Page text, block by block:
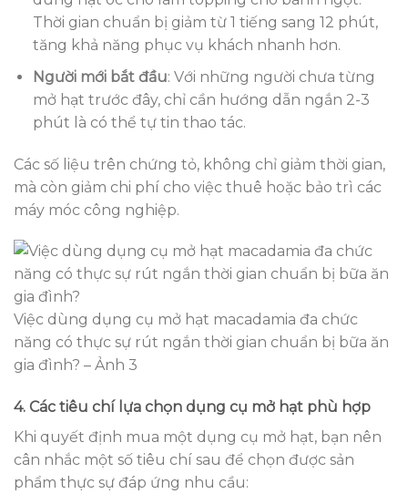
Thời gian chuẩn bị giảm từ 1 tiếng sang 12 phút,
tăng khả năng phục vụ khách nhanh hơn.
Người mới bắt đầu: Với những người chưa từng
mở hạt trước đây, chỉ cần hướng dẫn ngắn 2-3
phút là có thể tự tin thao tác.
Các số liệu trên chứng tỏ, không chỉ giảm thời gian,
mà còn giảm chi phí cho việc thuê hoặc bảo trì các
máy móc công nghiệp.
Việc dùng dụng cụ mở hạt macadamia đa chức
năng có thực sự rút ngắn thời gian chuẩn bị bữa ăn
gia đình? – Ảnh 3
4. Các tiêu chí lựa chọn dụng cụ mở hạt phù hợp
Khi quyết định mua một dụng cụ mở hạt, bạn nên
cân nhắc một số tiêu chí sau để chọn được sản
phẩm thực sự đáp ứng nhu cầu: